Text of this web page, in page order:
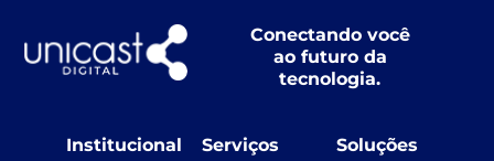
Conectando você
ao futuro da
tecnologia.
Institucional Serviços Soluções